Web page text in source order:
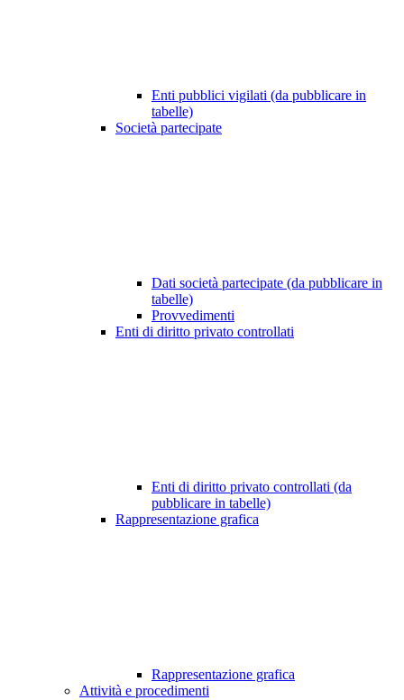
Enti pubblici vigilati (da pubblicare in
tabelle)
Società partecipate
Dati società partecipate (da pubblicare in
tabelle)
Provvedimenti
Enti di diritto privato controllati
Enti di diritto privato controllati (da
pubblicare in tabelle)
Rappresentazione grafica
Rappresentazione grafica
Attività e procedimenti